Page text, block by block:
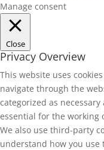
Manage consent
Close
Privacy Overview
This website uses
navigate through the
categorized as
essential for the working
We also use third-party
understand how you use